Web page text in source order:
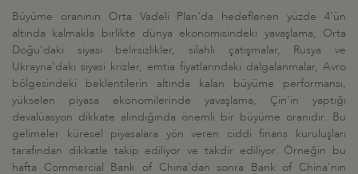
Büyüme oranının Orta Vadeli Plan'da hedeflenen yüzde 4'ün
altında kalmakla birlikte dünya ekonomisindeki yavaşlama, Orta
Doğu'daki siyasi belirsizlikler, silahlı çatışmalar, Rusya ve
Ukrayna'daki siyasi krizler, emtia fiyatlarındaki dalgalanmalar, Avro
bölgesindeki beklentilerin altında kalan büyüme performansı,
yükselen piyasa ekonomilerinde yavaşlama, Çin'in yaptığı
devalüasyon dikkate alındığında önemli bir büyüme oranıdır. Bu
gelimeler küresel piyasalara yön veren ciddi finans kuruluşları
tarafından dikkatle takip ediliyor ve takdir ediliyor. Örneğin bu
hafta Commercial Bank of China'dan sonra Bank of China'nın